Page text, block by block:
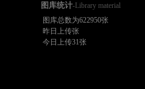
图库统计-Library material
图库总数为622950张
昨日上传张
今日上传31张